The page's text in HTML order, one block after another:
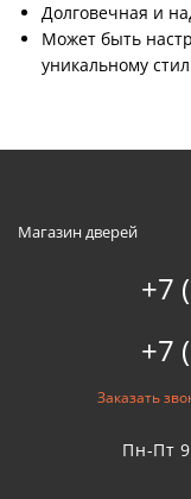
Долговечная и
Может быть
уникальному
Магазин дверей
+7
+7
Заказать
Пн-Пт